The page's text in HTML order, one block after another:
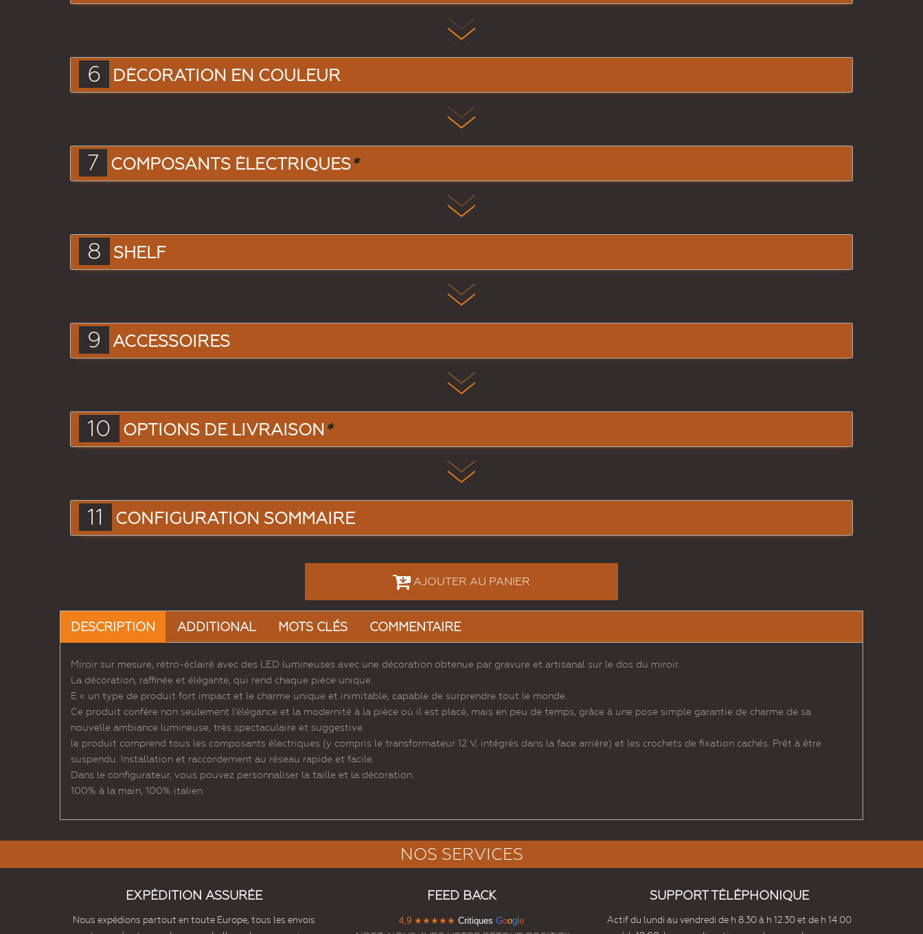
6 DÉCORATION EN COULEUR
7 COMPOSANTS ÉLECTRIQUES*
8 SHELF
9 ACCESSOIRES
10 OPTIONS DE LIVRAISON *
11 CONFIGURATION SOMMAIRE
AJOUTER AU PANIER
DESCRIPTION ADDITIONAL MOTS CLÉS COMMENTAIRE
Miroir sur mesure, rétro-éclairé avec des LED lumineuses avec une décoration obtenue par gravure et artisanal sur le dos du miroir.
La décoration, raffinée et élégante, qui rend chaque pièce unique.
E « un type de produit fort impact et le charme unique et inimitable, capable de surprendre tout le monde.
Ce produit confère non seulement l'élégance et la modernité à la pièce où il est placé, mais en peu de temps, grâce à une pose simple garantie de charme de sa
nouvelle ambiance lumineuse, très spectaculaire et suggestive.
le produit comprend tous les composants électriques (y compris le transformateur 12 V, intégrés dans la face arrière) et les crochets de fixation cachés. Prêt à être
suspendu. Installation et raccordement au réseau rapide et facile.
Dans le configurateur, vous pouvez personnaliser la taille et la décoration.
100% à la main, 100% italien.
NOS SERVICES
EXPÉDITION ASSURÉE
Nous expédions partout en toute Europe, tous les envois
FEED BACK
4,9 ★★★★★ Critiques Goog e
SUPPORT TÉLÉPHONIQUE
Actif du lundi au vendredi de h 8.30 à h 12.30 et de h 14.00